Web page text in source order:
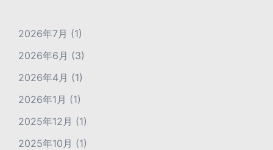
2026年7月 (1)
2026年6月 (3)
2026年4月 (1)
2026年1月 (1)
2025年12月 (1)
2025年10月 (1)